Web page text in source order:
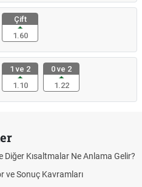
Çift
1.60
1 ve 2
1.10
0 ve 2
1.22
Diğer Kısaltmalar Ne Anlama Gelir?
ve Sonuç Kavramları